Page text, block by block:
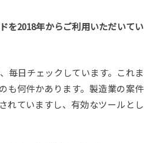
を2018年からご利用いただいてい
毎日チェックしています。これま
も何件かあります。製造業の案件
れていますし、有効なツールとし